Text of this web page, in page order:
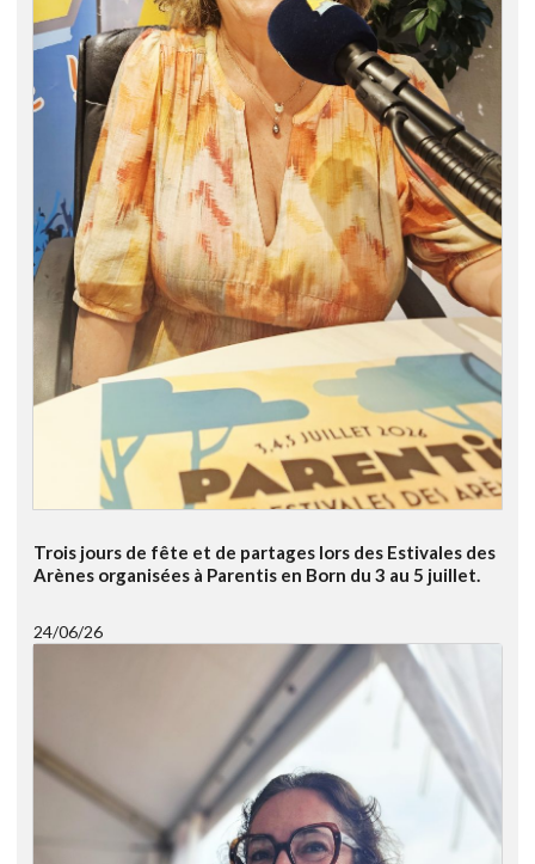
Trois jours de fête et de partages lors des Estivales des
Arènes organisées à Parentis en Born du 3 au 5 juillet.
24/06/26